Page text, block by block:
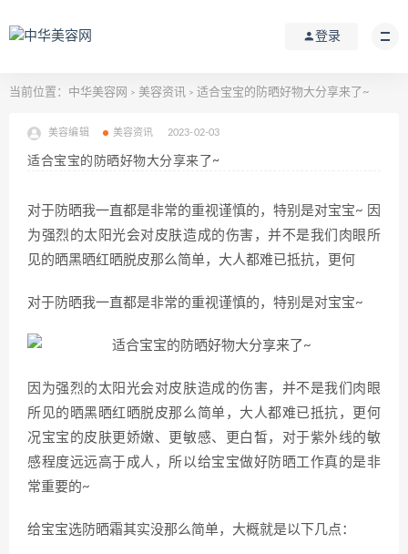
登录
当前位置： 中华美容网 > 美容资讯 > 适合宝宝的防晒好物大分享来了~
美容编辑 美容资讯 2023-02-03
适合宝宝的防晒好物大分享来了~
对于防晒我一直都是非常的重视谨慎的，特别是对宝宝~ 因
为强烈的太阳光会对皮肤造成的伤害，并不是我们肉眼所
见的晒黑晒红晒脱皮那么简单，大人都难已抵抗，更何
对于防晒我一直都是非常的重视谨慎的，特别是对宝宝~
因为强烈的太阳光会对皮肤造成的伤害，并不是我们肉眼
所见的晒黑晒红晒脱皮那么简单，大人都难已抵抗，更何
况宝宝的皮肤更娇嫩、更敏感、更白皙，对于紫外线的敏
感程度远远高于成人，所以给宝宝做好防晒工作真的是非
常重要的~
给宝宝选防晒霜其实没那么简单，大概就是以下几点：